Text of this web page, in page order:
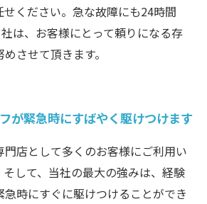
ください。急な故障にも24時間
は、お客様にとって頼りになる存
させて頂きます。
が緊急時にすばやく駆けつけます
店として多くのお客様にご利用い
して、当社の最大の強みは、経験
時にすぐに駆けつけることができ